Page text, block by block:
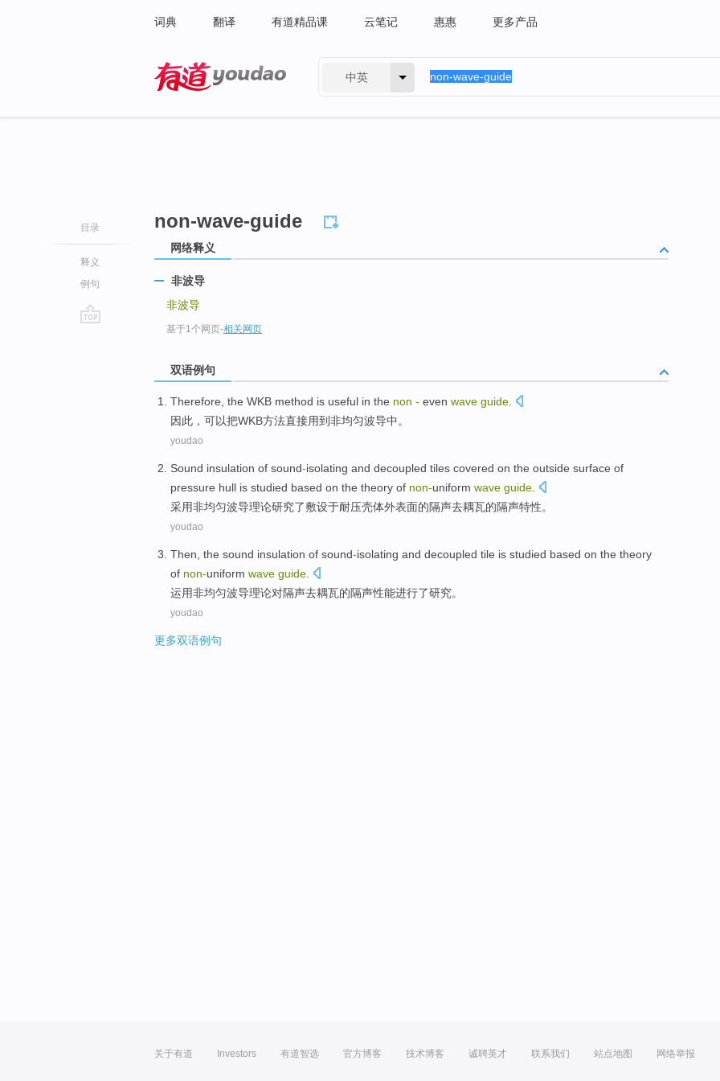
词典 翻译 有道精品课 云笔记 惠惠 更多产品
中英
目录
释义
例句
non-wave-guide
网络释义
非波导
非波导
基于1个网页-相关网页
双语例句
Therefore, the WKB method is useful in the non - even wave guide.
因此 ，可以把WKB方法直接用到非均匀波导中。
youdao
Sound insulation of sound-isolating and decoupled tiles covered on the outside surface of
pressure hull is studied based on the theory of non-uniform wave guide
采用非均匀波导理论研究了敷设于耐压壳体外表面的隔声去耦瓦的隔声特性。
youdao
Then, the sound insulation of sound-isolating and decoupled tile is studied based on the theory
of non-uniform wave guide
运用非均匀波导理论对隔声去耦瓦的隔声性能进行了研究。
youdao
更多双语例句
关于有道 Investors 有道智选 官方博客 技术博客 诚聘英才 联系我们 站点地图 网络举报